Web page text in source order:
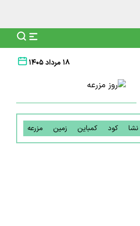
۱۸ مرداد ۱۴۰۵
نشا کود کمباین زمین مزرعه